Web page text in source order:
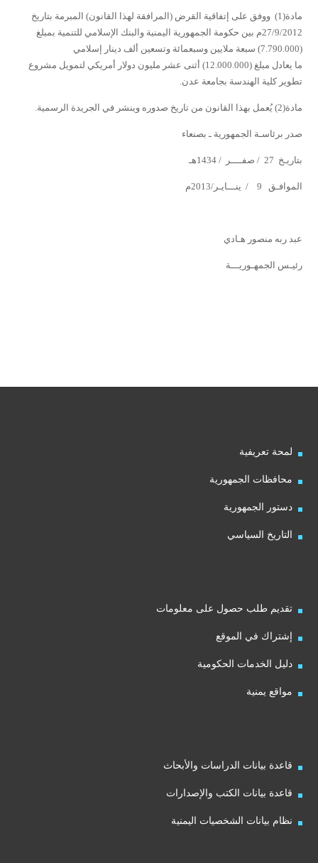
مادة(1)
ووفق على إتفاقية القرض (المرافقة لهذا القانون) المبرمة بتاريخ
27/9/2012م بين حكومة الجمهورية اليمنية والبنك الإسلامي للتنمية بمبلغ
(7.790.000) سبعة ملايين وسبعمائة وتسعين ألف دينار إسلامي
ما يعادل مبلغ (12.000.000) أثنى عشر مليون دولار أمريكي لتمويل مشروع
تطوير كلية الهندسة بجامعة عدن.
مادة(2) يُعمل بهذا القانون من تاريخ صدوره وينشر في الجريدة الرسمية.
صدر برئاسـة الجمهورية ـ بصنعاء
بتاريـخ 27 / صفــــر / 1434هـ
الموافـق 9 / ينـــايـر/2013م
عبد ربه منصور هـادي
رئيـس الجمهـوريـــة
لمحة تعريفية
محافظات الجمهورية
دستور الجمهورية
التاريخ السياسي
تقديم طلب حصول على معلومات
إشتراك في الموقع
دليل الخدمات الحكومية
مواقع يمنية
قاعدة بيانات الدراسات والأبحاث
قاعدة بيانات الكتب والإصدارات
نظام بيانات الشخصيات اليمنية